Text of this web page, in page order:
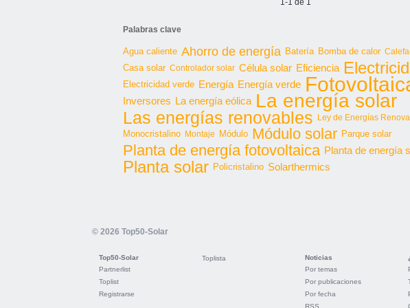
1-1 de 1
Palabras clave
Agua caliente Ahorro de energía Batería Bomba de calor
Casa solar Controlador solar Célula solar Eficiencia
Electricidad verde Energía Energía verde
Inversores La energía eólica La energía solar
Las energías renovables Ley de Energías
Monocristalino Montaje Módulo Módulo solar Parque solar
Planta de energía fotovoltaica Planta de energía
Planta solar Policristalino Solarthermics
© 2026 Top50-Solar
Top50-Solar
Partnerlist
Toplist
Registrarse
Toplista
Noticias
Por temas
Por publicaciones
Por fecha
RSS